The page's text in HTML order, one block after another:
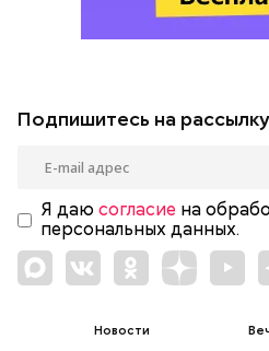
Подпишитесь на рассылку
Я даю согласие на
персональных данных.
Новости